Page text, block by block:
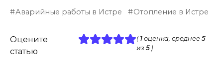
Аварийные работы в Истре Отопление в Истре
Оцените
статью
( 1оценка, среднее 5
из 5)